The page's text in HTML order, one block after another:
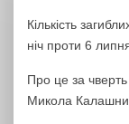
Кількість
ніч проти 6
Про це за
Микола